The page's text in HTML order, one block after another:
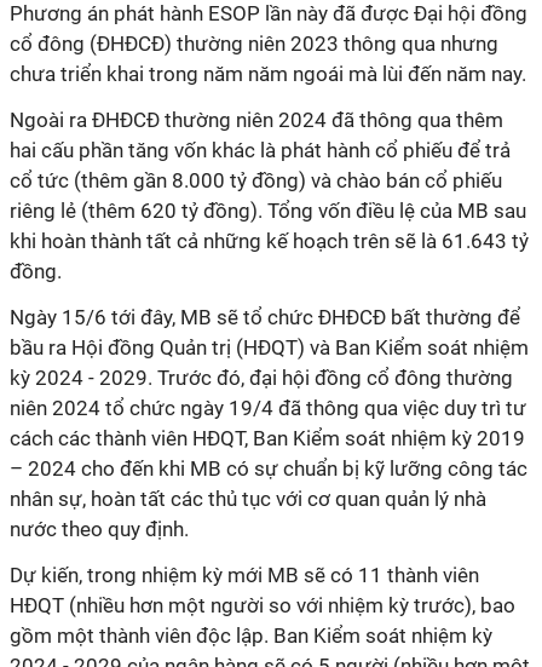
Phương án phát hành ESOP lần này đã được Đại hội đồng
cổ đông (ĐHĐCĐ) thường niên 2023 thông qua nhưng
chưa triển khai trong năm năm ngoái mà lùi đến năm nay.
Ngoài ra ĐHĐCĐ thường niên 2024 đã thông qua thêm
hai cấu phần tăng vốn khác là phát hành cổ phiếu để trả
cổ tức (thêm gần 8.000 tỷ đồng) và chào bán cổ phiếu
riêng lẻ (thêm 620 tỷ đồng). Tổng vốn điều lệ của MB sau
khi hoàn thành tất cả những kế hoạch trên sẽ là 61.643 tỷ
đồng.
Ngày 15/6 tới đây, MB sẽ tổ chức ĐHĐCĐ bất thường để
bầu ra Hội đồng Quản trị (HĐQT) và Ban Kiểm soát nhiệm
kỳ 2024 - 2029. Trước đó, đại hội đồng cổ đông thường
niên 2024 tổ chức ngày 19/4 đã thông qua việc duy trì tư
cách các thành viên HĐQT, Ban Kiểm soát nhiệm kỳ 2019
– 2024 cho đến khi MB có sự chuẩn bị kỹ lưỡng công tác
nhân sự, hoàn tất các thủ tục với cơ quan quản lý nhà
nước theo quy định.
Dự kiến, trong nhiệm kỳ mới MB sẽ có 11 thành viên
HĐQT (nhiều hơn một người so với nhiệm kỳ trước), bao
gồm một thành viên độc lập. Ban Kiểm soát nhiệm kỳ